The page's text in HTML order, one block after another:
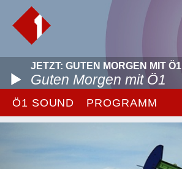
JETZT: GUTEN MORGEN MIT Ö1
Guten Morgen mit Ö1
Ö1 SOUND PROGRAMM